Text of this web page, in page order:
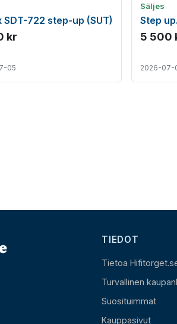
SDT-722 step-up (SUT)
kr
05
Säljes
Step up.
5 500
2026-07-
TIEDOT
Tietoa
Turvallinen
Suosituimmat
Kauppasivut